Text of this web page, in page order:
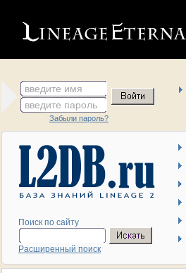
введите имя
введите пароль
Забыли пароль?
Поиск по сайту
Расширенный поиск